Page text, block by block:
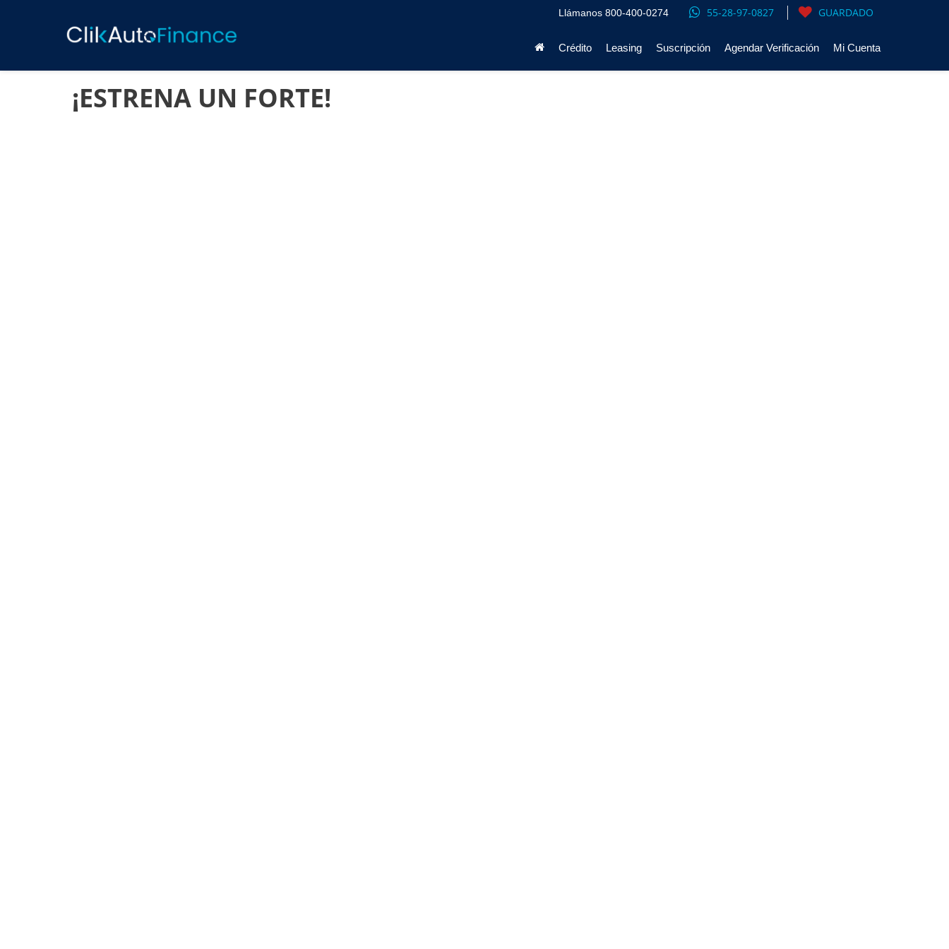
Llámanos 800-400-0274 55-28-97-0827 GUARDADO
Crédito Leasing Suscripción Agendar Verificación Mi Cuenta
¡ESTRENA UN FORTE!